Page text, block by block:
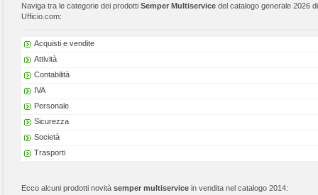
Naviga tra le categorie dei prodotti Semper Multiservice del catalogo generale 2026 di
Ufficio.com:
Acquisti e vendite
Attività
Contabilità
IVA
Personale
Sicurezza
Società
Trasporti
Ecco alcuni prodotti novità semper multiservice in vendita nel catalogo 2014: